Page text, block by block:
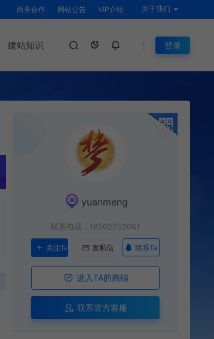
商务合作 网站公告 VIP介绍 关于我们
建站知识 登录
yuanmeng
联系电话：18502252061
关注Ta 发私信 联系Ta
进入TA的商铺
联系官方客服